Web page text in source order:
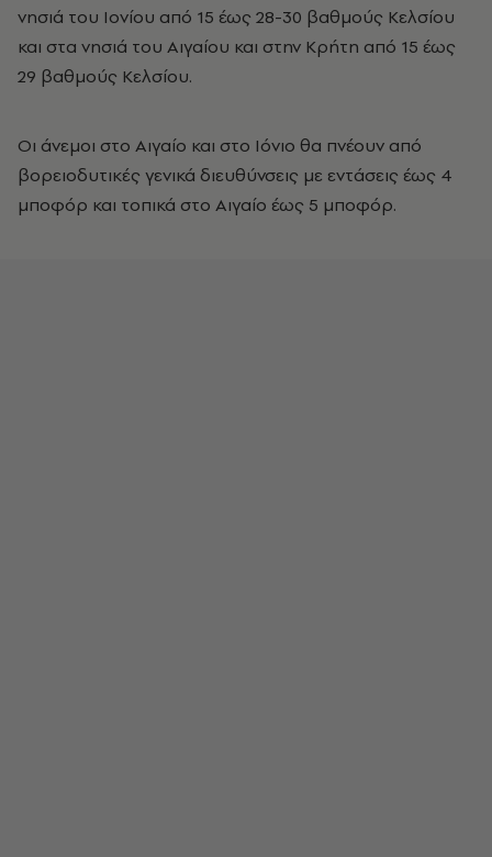
νησιά του Ιονίου από 15 έως 28-30 βαθμούς Κελσίου
και στα νησιά του Αιγαίου και στην Κρήτη από 15 έως
29 βαθμούς Κελσίου.
Οι άνεμοι στο Αιγαίο και στο Ιόνιο θα πνέουν από
βορειοδυτικές γενικά διευθύνσεις με εντάσεις έως 4
μποφόρ και τοπικά στο Αιγαίο έως 5 μποφόρ.